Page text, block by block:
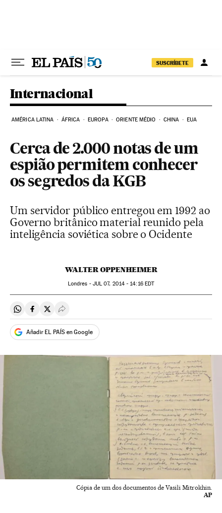
SUSCRÍBETE
Internacional
AMÉRICA LATINA ÁFRICA EUROPA ORIENTE MÉDIO CHINA EUA
Cerca de 2.000 notas de um
espião permitem conhecer
os segredos da KGB
Um servidor público entregou em 1992 ao
Governo britânico material reunido pela
inteligência soviética sobre o Ocidente
WALTER OPPENHEIMER
Londres - JUL 07, 2014 - 14:16EDT
Compartir en Whatsapp
Compartir en Facebook
Compartir en Twitter
Desplegar Redes Sociales
Añadir EL PAÍS en Google
Cópia de um dos documentos de Vasili Mitrokhin.
AP